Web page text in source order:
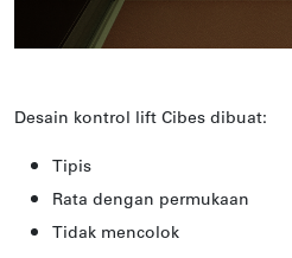
Desain kontrol lift Cibes dibuat:
Tipis
Rata dengan permukaan
Tidak mencolok